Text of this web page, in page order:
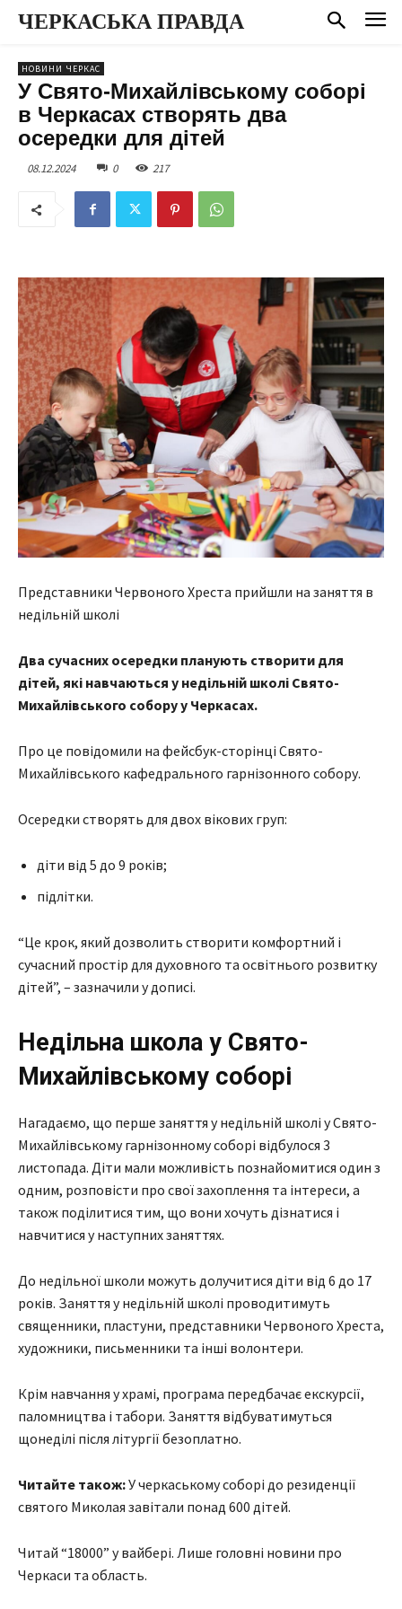
ЧЕРКАСЬКА ПРАВДА
НОВИНИ ЧЕРКАС
У Свято-Михайлівському соборі
в Черкасах створять два
осередки для дітей
08.12.2024 0 217
Представники Червоного Хреста прийшли на заняття в
недільній школі
Два сучасних осередки планують створити для
дітей, які навчаються у недільній школі Свято-
Михайлівського собору у Черкасах.
Про це повідомили на фейсбук-сторінці Свято-
Михайлівського кафедрального гарнізонного собору.
Осередки створять для двох вікових груп:
діти від 5 до 9 років;
підлітки.
“Це крок, який дозволить створити комфортний і
сучасний простір для духовного та освітнього розвитку
дітей”, – зазначили у дописі.
Недільна школа у Свято-
Михайлівському соборі
Нагадаємо, що перше заняття у недільній школі у Свято-
Михайлівському гарнізонному соборі відбулося 3
листопада. Діти мали можливість познайомитися один з
одним, розповісти про свої захоплення та інтереси, а
також поділитися тим, що вони хочуть дізнатися і
навчитися у наступних заняттях.
До недільної школи можуть долучитися діти від 6 до 17
років. Заняття у недільній школі проводитимуть
священники, пластуни, представники Червоного Хреста,
художники, письменники та інші волонтери.
Крім навчання у храмі, програма передбачає екскурсії,
паломництва і табори. Заняття відбуватимуться
щонеділі після літургії безоплатно.
Читайте також:У черкаському соборі до резиденції
святого Миколая завітали понад 600 дітей.
Читай “18000” у вайбері. Лише головні новини про
Черкаси та область.